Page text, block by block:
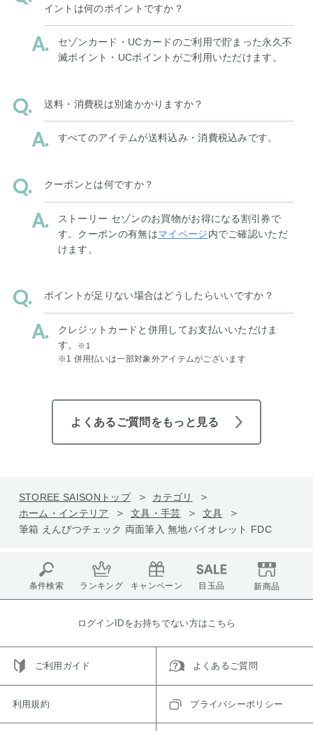
イントは何のポイントですか？
セゾンカード・UCカードのご利用で貯まった永久不
滅ポイント・UCポイントがご利用いただけます。
送料・消費税は別途かかりますか？
すべてのアイテムが送料込み・消費税込みです。
クーポンとは何ですか？
ストーリー セゾンのお買物がお得になる割引券で
す。クーポンの有無はマイページ内でご確認いただ
けます。
ポイントが足りない場合はどうしたらいいですか？
クレジットカードと併用してお支払いいただけま
す。
※1
※1 併用払いは一部対象外アイテムがございます
よくあるご質問をもっと見る
STOREE SAISONトップ
カテゴリ
ホーム・インテリア
文具・手芸
文具
筆箱 えんぴつチェック 両面筆入 無地バイオレット FDC
条件検索 ランキング キャンペーン 目玉品 新商品
ログインIDをお持ちでない方はこちら
ご利用ガイド よくあるご質問
利用規約 プライバシーポリシー